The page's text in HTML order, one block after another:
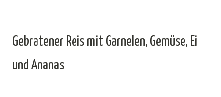
Gebratener Reis mit Garnelen, Gemüse, Ei
und Ananas